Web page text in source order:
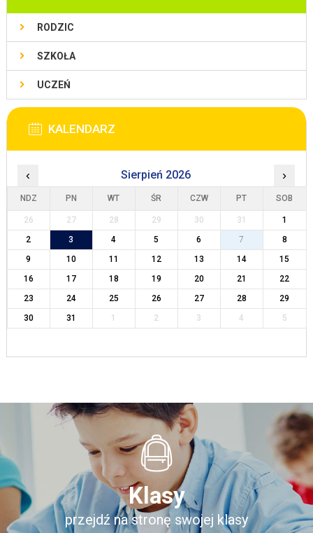
RODZIC
SZKOŁA
UCZEŃ
KALENDARZ
‹ Sierpień 2026 ›
NDZ PN WT ŚR CZW PT SOB
26 27 28 29 30 31
1
2
3 4 5 6 7
8
9
10 11 12 13 14
15
16
17 18 19 20 21
22
23
24 25 26 27 28
29
30
31 1 2 3 4 5
Klasy
przejdź na stronę swojej klasy